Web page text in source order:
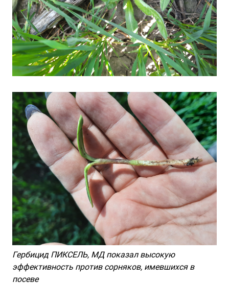
Гербицид ПИКСЕЛЬ, МД показал высокую
эффективность против сорняков, имевшихся в
посеве